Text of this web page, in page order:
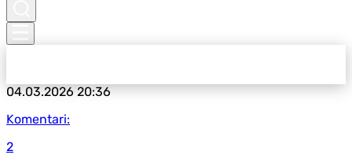
04.03.202620:36
Komentari:
2